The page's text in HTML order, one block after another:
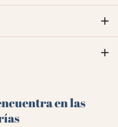
en las